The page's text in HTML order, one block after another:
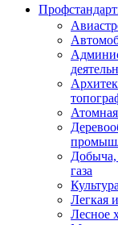
Добыча,
газа
Легкая
Лесное